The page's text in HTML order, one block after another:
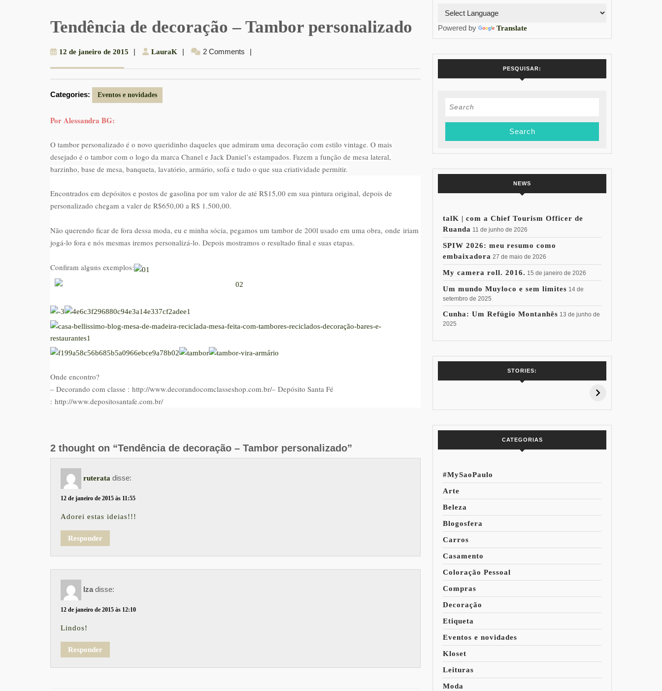
Tendência de decoração – Tambor personalizado
12 de janeiro de 2015 12
2015
| LauraK LauraK
| 2 Comments |
Categories: Eventos e novidades
Por Alessandra BG:
O tambor personalizado é o novo queridinho daqueles que admiram uma decoração com estilo vintage. O mais
desejado é o tambor com o logo da marca Chanel e Jack Daniel’s estampados. Fazem a função de mesa lateral,
barzinho, base de mesa, banqueta, lavatório, armário, sofá e tudo o que sua criatividade permitir.
Encontrados em depósitos e postos de gasolina por um valor de até R$15,00 em sua pintura original, depois de
personalizado chegam a valer de R$650,00 a R$ 1.500,00.
Não querendo ficar de fora dessa moda, eu e minha sócia, pegamos um tambor de 200l usado em uma obra, onde iriam
jogá-lo fora e nós mesmas iremos personalizá-lo. Depois mostramos o resultado final e suas etapas.
Confiram alguns exemplos:
Onde encontro?
– Decorando com classe : http://www.decorandocomclasseshop.com.br/– Depósito Santa Fé
: http://www.depositosantafe.com.br/
2 thought on “Tendência de decoração – Tambor personalizado”
ruterata disse:
12 de janeiro de 2015 às 11:55
Adorei estas ideias!!!
Responder
Iza disse:
12 de janeiro de 2015 às 12:10
Lindos!
Responder
Powered by Translate
PESQUISAR:
Search
NEWS
talK | com a Chief Tourism Officer de
Ruanda 11 de junho de 2026
SPIW 2026: meu resumo como
embaixadora 27 de maio de 2026
My camera roll. 2016. 15 de janeiro de 2026
Um mundo Muyloco e sem limites 14 de
setembro de 2025
Cunha: Um Refúgio Montanhês 13 de junho de
2025
STORIES:
7 Vinhos com +
15% de
Pessoal: Os
CATEGORIAS
#MySaoPaulo
Arte
Beleza
Blogosfera
Carros
Casamento
Coloração Pessoal
Compras
Decoração
Etiqueta
Eventos e novidades
Kloset
Leituras
Moda